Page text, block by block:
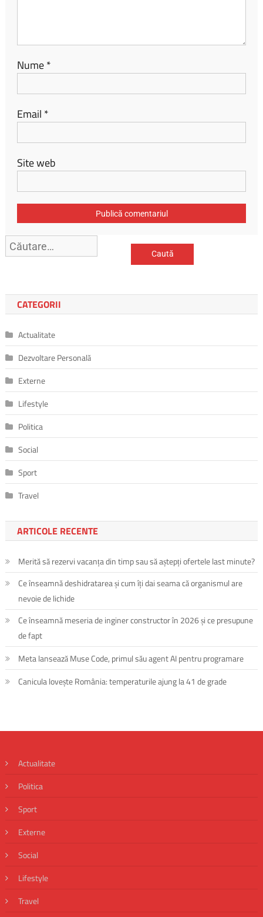
Nume*
Email *
Site web
CATEGORII
Actualitate
Dezvoltare Personală
Externe
Lifestyle
Politica
Social
Sport
Travel
ARTICOLE RECENTE
Merită să rezervi vacanța din timp sau să aștepți ofertele last minute?
Ce înseamnă deshidratarea și cum îți dai seama că organismul are
nevoie de lichide
Ce înseamnă meseria de inginer constructor în 2026 și ce presupune
de fapt
Meta lansează Muse Code, primul său agent AI pentru programare
Canicula lovește România: temperaturile ajung la 41 de grade
Actualitate
Politica
Sport
Externe
Social
Lifestyle
Travel